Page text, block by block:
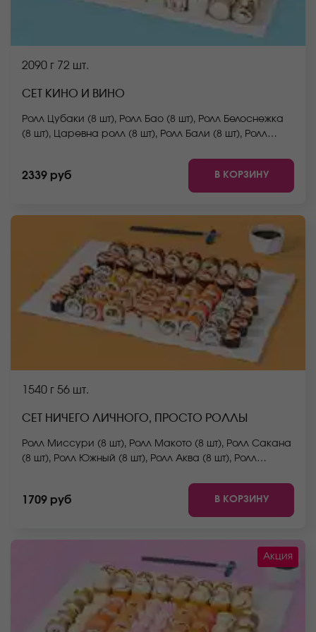
2090 г 72 шт.
СЕТ КИНО И ВИНО
Ролл Цубаки (8 шт), Ролл Бао (8 шт), Ролл Белоснежка
(8 шт), Царевна ролл (8 шт), Ролл Бали (8 шт), Ролл
курицей (8 шт), Ролл Сакамото (8 шт). *Не забудьте
заказать имбирь, васаби и соевый соус. Они не
входят в стоимость заказа. *Внешний вид блюда
2339 руб В КОРЗИНУ
1540 г 56 шт.
СЕТ НИЧЕГО ЛИЧНОГО, ПРОСТО РОЛЛЫ
Ролл Миссури (8 шт), Ролл Макото (8 шт), Ролл Сакана
(8 шт), Ролл Южный (8 шт), Ролл Аква (8 шт), Ролл
забудьте заказать имбирь, васаби и соевый соус.
Они не входят в стоимость заказа. *Внешний вид
блюда может отличаться от фото на сайте.
1709 руб В КОРЗИНУ
Акция